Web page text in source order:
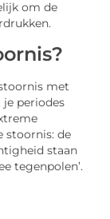
om de
met
periodes
stoornis: de
staan
tegenpolen’.